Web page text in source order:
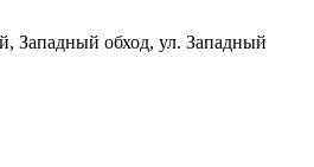
Западный обход, ул. Западный